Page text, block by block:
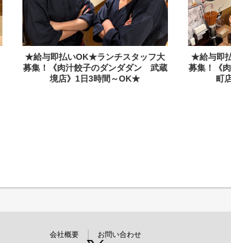
★給与即払いOK★ランチスタッフ大
募集！《肉汁餃子のダンダダン 武蔵
境店》1日3時間～OK★
★給与即
募集！《
町
会社概要 お問い合わせ